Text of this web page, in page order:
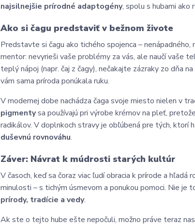
najsilnejšie prírodné adaptogény, spolu s hubami ako
Ako si čagu predstaviť v bežnom živote
Predstavte si čagu ako tichého spojenca –
mentor: nevyrieši vaše problémy za vás, ale naučí vaše
teplý nápoj (napr. čaj z čagy), nečakajte zázraky zo dňa
vám sama príroda ponúkala ruku.
V modernej dobe nachádza čaga svoje miesto nielen v
pigmentysa používajú pri výrobe krémov na pleť,
radikálov. V doplnkoch stravy je obľúbená pre tých, ktorí
duševnú rovnováhu.
Záver: Návrat k múdrosti starých kultúr
V časoch, keď sa čoraz viac ľudí obracia k prírode a
minulosti – s tichým úsmevom a ponukou pomoci. Nie je
prírody, tradície a vedy.
Ak ste o tejto hube ešte nepočuli, možno práve teraz